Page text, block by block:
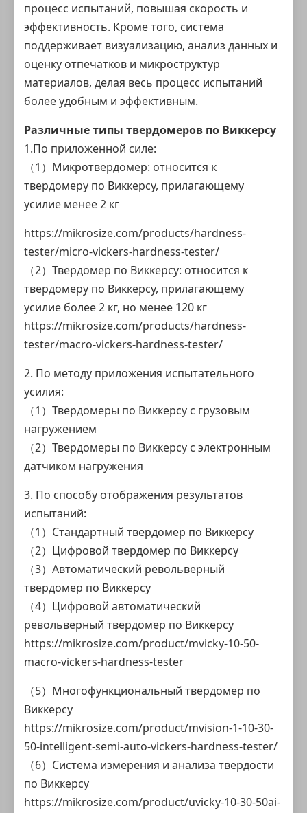
процесс испытаний, повышая скорость и
эффективность. Кроме того, система
поддерживает визуализацию, анализ данных и
оценку отпечатков и микроструктур
материалов, делая весь процесс испытаний
более удобным и эффективным.
Различные типы твердомеров по Виккерсу
1.По приложенной силе:
（1）Микротвердомер: относится к
твердомеру по Виккерсу, прилагающему
усилие менее 2 кг
https://mikrosize.com/products/hardness-
tester/micro-vickers-hardness-tester/
（2）Твердомер по Виккерсу: относится к
твердомеру по Виккерсу, прилагающему
усилие более 2 кг, но менее 120 кг
https://mikrosize.com/products/hardness-
tester/macro-vickers-hardness-tester/
2. По методу приложения испытательного
усилия:
（1）Твердомеры по Виккерсу с грузовым
нагружением
（2）Твердомеры по Виккерсу с электронным
датчиком нагружения
3. По способу отображения результатов
испытаний:
（1）Стандартный твердомер по Виккерсу
（2）Цифровой твердомер по Виккерсу
（3）Автоматический револьверный
твердомер по Виккерсу
（4）Цифровой автоматический
револьверный твердомер по Виккерсу
https://mikrosize.com/product/mvicky-10-50-
macro-vickers-hardness-tester
（5）Многофункциональный твердомер по
Виккерсу
https://mikrosize.com/product/mvision-1-10-30-
50-intelligent-semi-auto-vickers-hardness-tester/
（6）Система измерения и анализа твердости
по Виккерсу
https://mikrosize.com/product/uvicky-10-30-50ai-